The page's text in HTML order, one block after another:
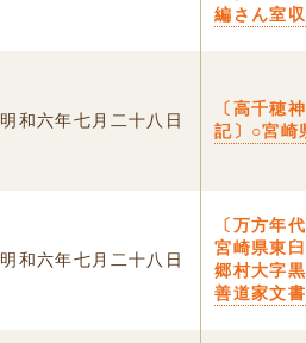
編さん室
明和六年七月二十八日
〔高千穂
記〕○宮崎
明和六年七月二十八日
〔万方年
宮崎県東
郷村大字
善道家文書